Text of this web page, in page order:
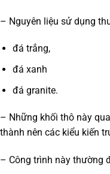
– Nguyên liệu sử dụng
đá trắng,
đá xanh
đá granite.
– Những khối thô này
thành nên các kiểu kiến
– Công trình này thường